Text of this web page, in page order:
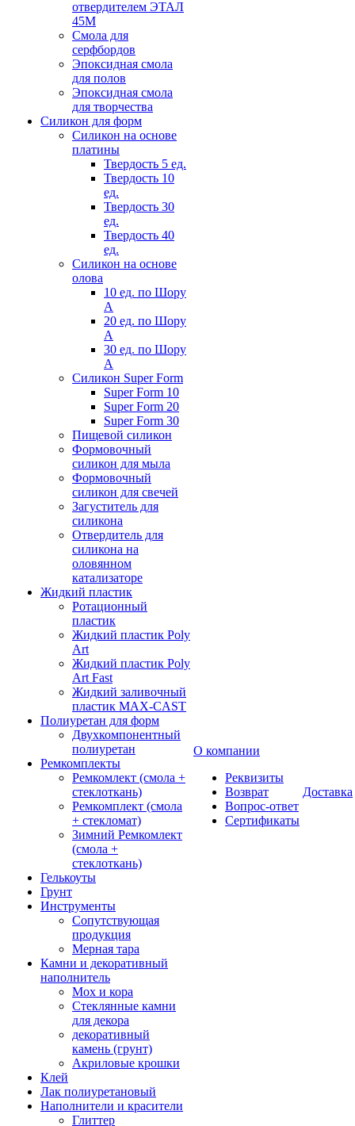
отвердителем ЭТАЛ
45М
Смола для
серфбордов
Эпоксидная смола
для полов
Эпоксидная смола
для творчества
Силикон для форм
Силикон на основе
платины
Твердость 5 ед.
Твердость 10
ед.
Твердость 30
ед.
Твердость 40
ед.
Силикон на основе
олова
10 ед. по Шору
А
20 ед. по Шору
А
30 ед. по Шору
А
Силикон Super Form
Super Form 10
Super Form 20
Super Form 30
Пищевой силикон
Формовочный
силикон для мыла
Формовочный
силикон для свечей
Загуститель для
силикона
Отвердитель для
силикона на
оловянном
катализаторе
Жидкий пластик
Ротационный
пластик
Жидкий пластик Poly
Art
Жидкий пластик Poly
Art Fast
Жидкий заливочный
пластик MAX-CAST
Полиуретан для форм
Двухкомпонентный
полиуретан
Ремкомплекты
Ремкомлект (смола +
стеклоткань)
Ремкомплект (смола
+ стекломат)
Зимний Ремкомлект
(смола +
стеклоткань)
Гелькоуты
Грунт
Инструменты
Сопутствующая
продукция
Мерная тара
Камни и декоративный
наполнитель
Мох и кора
Стеклянные камни
для декора
декоративный
камень (грунт)
Акриловые крошки
Клей
Лак полиуретановый
Наполнители и красители
Глиттер
О компании
Реквизиты
Возврат
Вопрос-ответ
Сертификаты
Доставка